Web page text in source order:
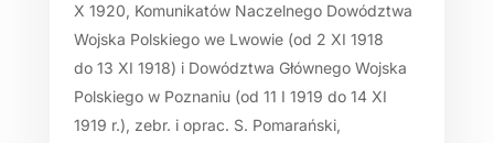
X 1920, Komunikatów Naczelnego Dowództwa
Wojska Polskiego we Lwowie (od 2 XI 1918
do 13 XI 1918) i Dowództwa Głównego Wojska
Polskiego w Poznaniu (od 11 I 1919 do 14 XI
1919 r.), zebr. i oprac. S. Pomarański,